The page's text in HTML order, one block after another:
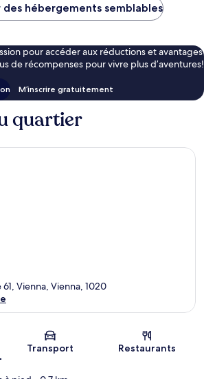
des hébergements semblables
pour accéder aux réductions et avantages
de récompenses pour vivre plus d’aventures!
M’inscrire gratuitement
quartier
Carte
Vienna, Vienna, 1020
Transport Restaurants